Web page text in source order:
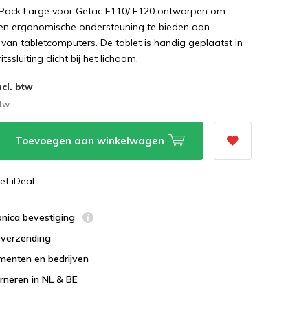
Large voor Getac F110/ F120 ontworpen om
ergonomische ondersteuning te bieden aan
tabletcomputers. De tablet is handig geplaatst in
dicht bij het lichaam.
btw
Toevoegen aan winkelwagen
iDeal
bevestiging
en bedrijven
in NL & BE